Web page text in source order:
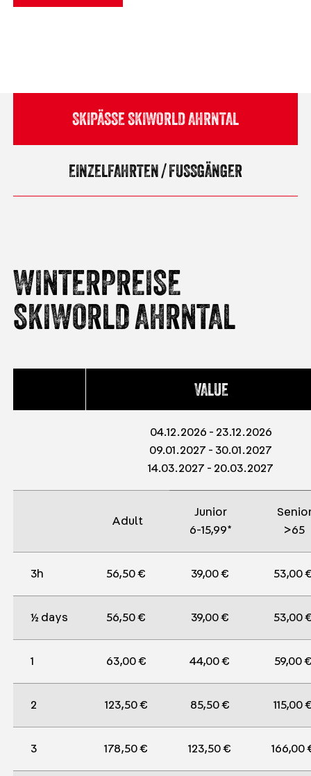
SKIPÄSSE SKIWORLD AHRNTAL
EINZELFAHRTEN / FUSSGÄNGER
WINTERPREISE
SKIWORLD AHRNTAL
VALUE
04.12.2026 - 23.12.2026
09.01.2027 - 30.01.2027
14.03.2027 - 20.03.2027
Adult
Junior
6-15,99*
>65
3h 56,50 € 39,00 € 53,00
½ days 56,50 € 39,00 € 53,00
1 63,00 € 44,00 € 59,00
2 123,50 € 85,50 € 115,00
3 178,50 € 123,50 € 166,00